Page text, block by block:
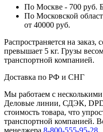
По Москве - 700 руб.
По Московской
от 40000 руб.
Распространяется на
превышает 5 кг. Грузы
транспортной компанией.
Доставка по РФ и СНГ
Мы работаем с
Деловые линии, СДЭК,
стоимость товара, что
транспортной компанией.
менеджера 8-800-555-95-28.